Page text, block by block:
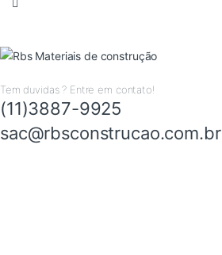
Tem duvidas ? Entre em contato!
(11)3887-9925
sac@rbsconstrucao.com.br